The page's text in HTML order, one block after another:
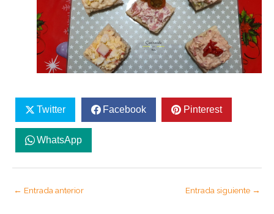
Twitter Facebook Pinterest
WhatsApp
← Entrada anterior Entrada siguiente →